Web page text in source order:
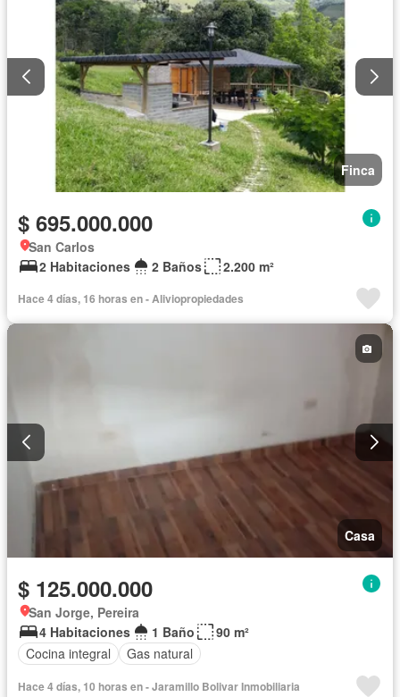
Finca
$ 695.000.000
San Carlos
2 Habitaciones
2 Baños 2.200 m²
Hace 4 días, 16 horas en - Aliviopropiedades
Casa
$ 125.000.000
San Jorge, Pereira
4 Habitaciones
1 Baño
90 m²
Cocina integral
Gas natural
Hace 4 días, 10 horas en - Jaramillo Boli­var Inmobiliaria